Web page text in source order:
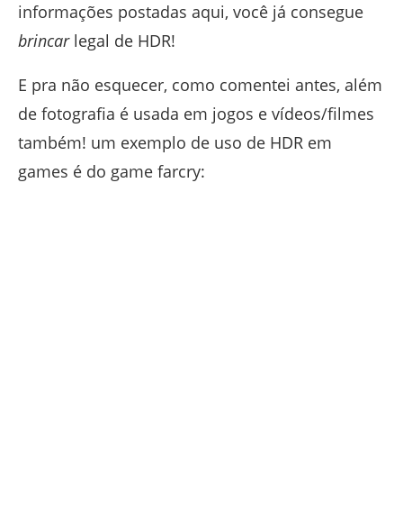
informações postadas aqui, você já consegue
brincarlegal de HDR!
E pra não esquecer, como comentei antes, além
de fotografia é usada em jogos e vídeos/filmes
também! um exemplo de uso de HDR em
games é do game farcry: